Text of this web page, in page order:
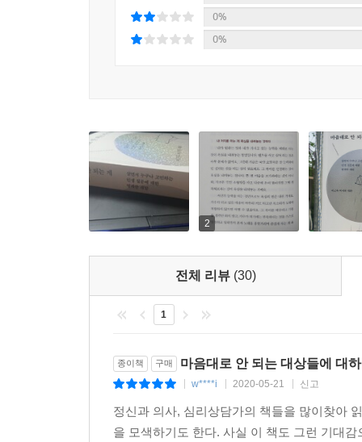
---「행복하게 사는 비결은 무엇인가요?」중에서
소장이 질문을 하면 이근후 교수가 답하는 방식
했지만, 이 책에는 오랜 세월 평생을 쌓아온 인생
되지 않으려고 노력한다. ‘내가 살아보니 그렇더
교수는 이 책을 읽는 독자에게 다음과 같이 당부한
“내가 뜻을 담아 한 말이라고 해도 듣는 사람이 그
해도 그 또한 맞습니다. 그런 뜻에서 이 책을 읽
소소한 일상의 기쁨들로 덮으며 사는 게 인생이다
적이 없으며, 아침에 눈을 뜨는 것, 숨 쉬는 것,
실감하고 있다고 한다. 그래서 이근후 교수는 ‘
대한 인정으로부터 시작해서 욕심을 내려놓
되새겨준다.
0%
0%
2
전체 리뷰 (30)
1
종이책 구매 마음대로 안 되는 대상들에 대
w****i 2020-05-21 신고
정신과 의사, 심리상담가의 책들을 많이찾아
을 모색하기도 한다. 사실 이 책도 그런 기대